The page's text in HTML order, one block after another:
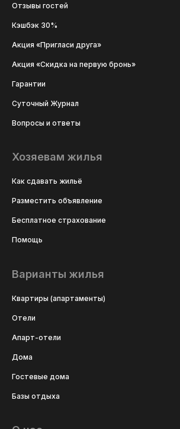
Отзывы гостей
Кэшбэк 30%
Акция «Пригласи друга»
Акция «Скидка на первую бронь»
Гарантии
Суточный Журнал
Вопросы и ответы
Хозяевам жилья
Как сдавать жильё
Разместить объявление
Бесплатное страхование
Помощь
Варианты жилья
Квартиры (апартаменты)
Отели
Апарт-отели
Дома
Гостевые дома
Базы отдыха